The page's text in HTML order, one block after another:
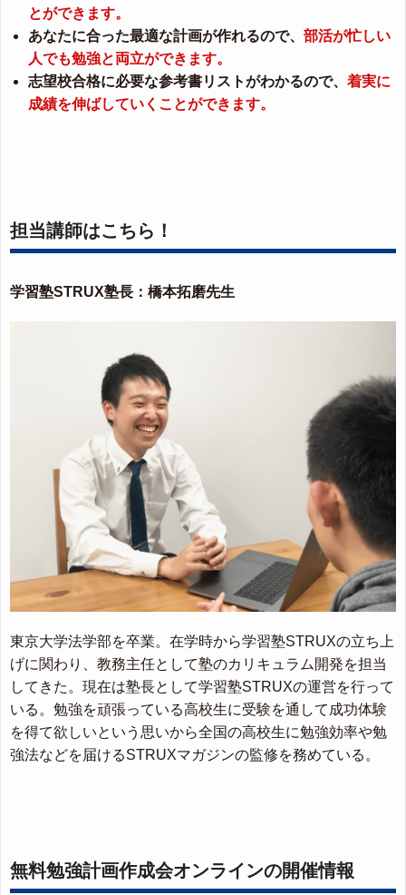
とができます。
あなたに合った最適な計画が作れるので、 部活が忙しい
人でも勉強と両立ができます。
志望校合格に必要な参考書リストがわかるので、 着実に
成績を伸ばしていくことができます。
担当講師はこちら！
学習塾STRUX塾長：橋本拓磨先生
東京大学法学部を卒業。在学時から学習塾STRUXの立ち上
げに関わり、教務主任として塾のカリキュラム開発を担当
してきた。現在は塾長として学習塾STRUXの運営を行って
いる。勉強を頑張っている高校生に受験を通して成功体験
を得て欲しいという思いから全国の高校生に勉強効率や勉
強法などを届けるSTRUXマガジンの監修を務めている。
無料勉強計画作成会オンラインの開催情報